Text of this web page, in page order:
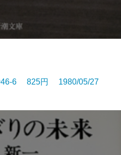
6 825円 1980/05/27